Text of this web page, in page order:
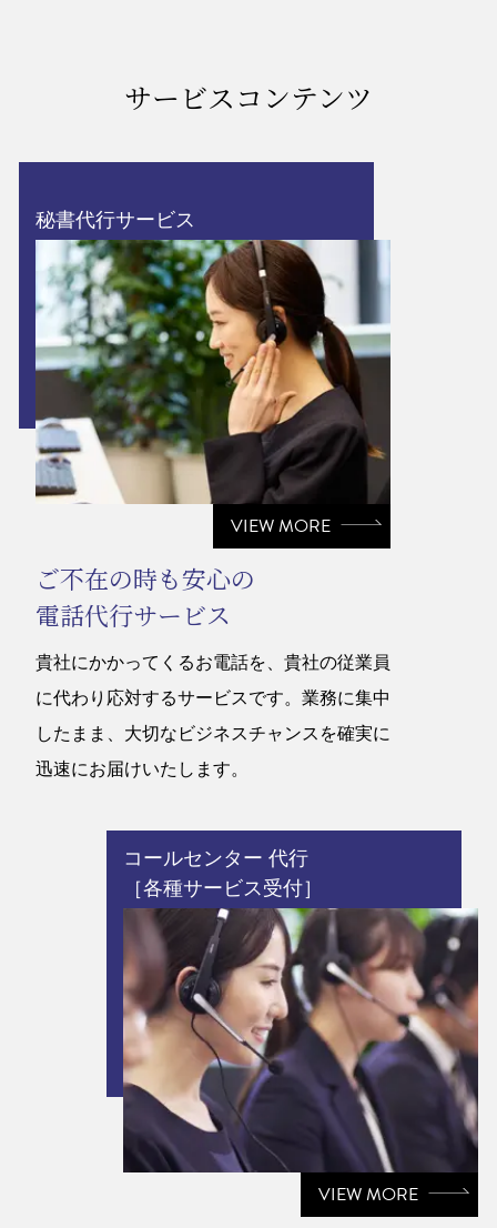
サービスコンテンツ
秘書代行サービス
VIEW MORE
ご不在の時も安心の
電話代行サービス
貴社にかかってくるお電話を、貴社の従業員
に代わり応対するサービスです。業務に集中
したまま、大切なビジネスチャンスを確実に
迅速にお届けいたします。
コールセンター 代行
［各種サービス受付］
VIEW MORE